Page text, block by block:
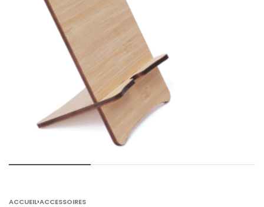
ACCUEIL›ACCESSOIRES